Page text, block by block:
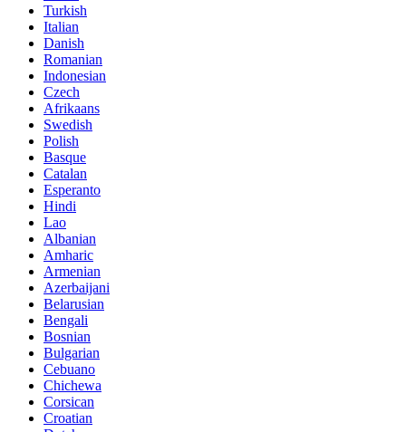
Turkish
Italian
Danish
Romanian
Indonesian
Czech
Afrikaans
Swedish
Polish
Basque
Catalan
Esperanto
Hindi
Lao
Albanian
Amharic
Armenian
Azerbaijani
Belarusian
Bengali
Bosnian
Bulgarian
Cebuano
Chichewa
Corsican
Croatian